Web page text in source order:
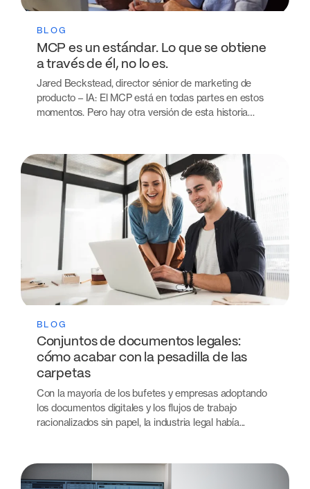
BLOG
MCP es un estándar. Lo que se obtiene
a través de él, no lo es.
Jared Beckstead, director sénior de marketing de
producto – IA: El MCP está en todas partes en estos
momentos. Pero hay otra versión de esta historia…
BLOG
Conjuntos de documentos legales:
cómo acabar con la pesadilla de las
carpetas
Con la mayoría de los bufetes y empresas adoptando
los documentos digitales y los flujos de trabajo
racionalizados sin papel, la industria legal había...